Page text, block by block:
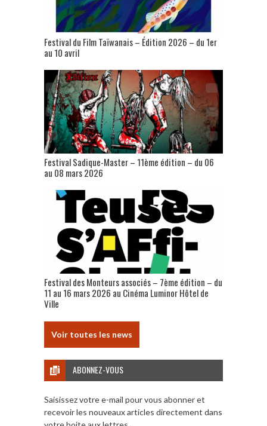
Festival du Film Taïwanais – Édition 2026 – du 1er
au 10 avril
Festival Sadique-Master – 11ème édition – du 06
au 08 mars 2026
Festival des Monteurs associés – 7ème édition – du
11 au 16 mars 2026 au Cinéma Luminor Hôtel de
Ville
Voir toutes les news
ABONNEZ-VOUS
Saisissez votre e-mail pour vous abonner et
recevoir les nouveaux articles directement dans